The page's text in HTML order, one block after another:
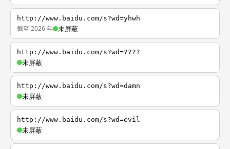
http://www.baidu.com/s?wd=yhwh
截至 2026 年 未屏蔽
http://www.baidu.com/s?wd=????
未屏蔽
http://www.baidu.com/s?wd=damn
未屏蔽
http://www.baidu.com/s?wd=evil
未屏蔽